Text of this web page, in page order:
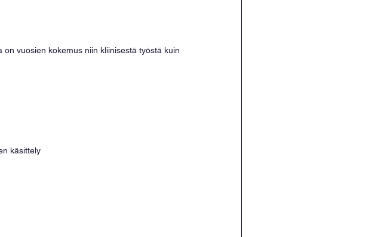
vuosien kokemus niin kliinisestä työstä kuin
käsittely